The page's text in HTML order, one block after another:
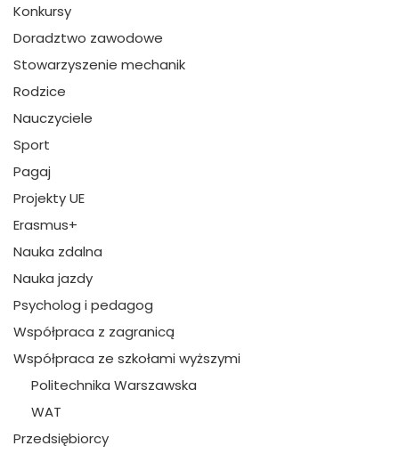
Konkursy
Doradztwo zawodowe
Stowarzyszenie mechanik
Rodzice
Nauczyciele
Sport
Pagaj
Projekty UE
Erasmus+
Nauka zdalna
Nauka jazdy
Psycholog i pedagog
Współpraca z zagranicą
Współpraca ze szkołami wyższymi
Politechnika Warszawska
WAT
Przedsiębiorcy